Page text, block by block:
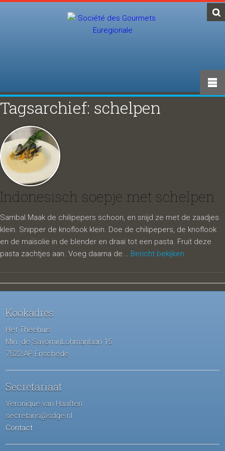
Tagsarchief: schelpen
Indonesisch soepje met schelpen
Sambal Maak de chilipepers schoon, en snijd ze met de zaadjes
klein. Snipper de knoflook klein. Doe de chilipepers, de knoflook
en de maïsolie in de blender en draai tot een pasta. Fruit deze
pasta zachtjes aan. Voeg daarna de... Bericht bekijken
Kookadres
Het Theehuis
Min. de SavorninLohmanlaan 15
7522 AP Enschede
Secretariaat
Veronique van Haaften
secretaris@sdge.nl
Contact